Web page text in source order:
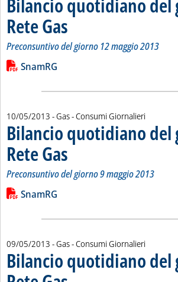
Rete Gas . Sottotitolo: Preconsuntivo del giorno
. Pubblicata lunedì 13 maggio 2013 alle
Preconsuntivo del giorno 12 maggio 2013
Leggi tutta la notizia: 'Bilancio
Lista allegati PDF alla notizia
SnamRG
10/05/2013 - Gas - Consumi Giornalieri
Bilancio quotidiano del
Rete Gas . Sottotitolo: Preconsuntivo del giorno 9
. Pubblicata venerdì 10 maggio 2013
Preconsuntivo del giorno 9 maggio 2013
Leggi tutta la notizia: 'Bilancio
Lista allegati PDF alla notizia
SnamRG
09/05/2013 - Gas - Consumi Giornalieri
Bilancio quotidiano del
. Sottotitolo: Preconsuntivo del giorno 8
. Pubblicata giovedì 09 maggio 2013